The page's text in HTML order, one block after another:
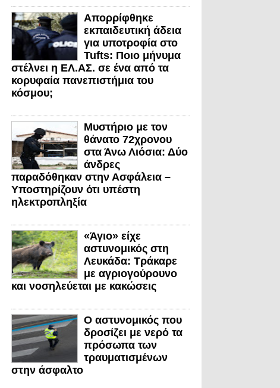
Απορρίφθηκε
εκπαιδευτική άδεια
για υποτροφία στο
Tufts: Ποιο μήνυμα
στέλνει η ΕΛ.ΑΣ. σε ένα από τα
κορυφαία πανεπιστήμια του
κόσμου;
Μυστήριο με τον
θάνατο 72χρονου
στα Άνω Λιόσια: Δύο
άνδρες
παραδόθηκαν στην Ασφάλεια –
Υποστηρίζουν ότι υπέστη
ηλεκτροπληξία
«Άγιο» είχε
αστυνομικός στη
Λευκάδα: Τράκαρε
με αγριογούρουνο
και νοσηλεύεται με κακώσεις
Ο αστυνομικός που
δροσίζει με νερό τα
πρόσωπα των
τραυματισμένων
στην άσφαλτο